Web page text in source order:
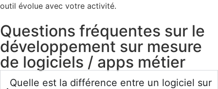
outil évolue avec votre activité.
Questions fréquentes sur le
développement sur mesure
de logiciels / apps métier
Quelle est la différence entre un logiciel sur